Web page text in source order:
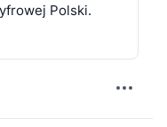
Polski.